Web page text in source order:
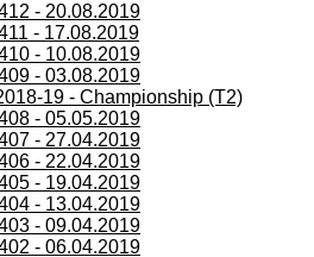
- 20.08.2019
- 17.08.2019
- 10.08.2019
- 03.08.2019
19 - Championship (T2)
- 05.05.2019
- 27.04.2019
- 22.04.2019
- 19.04.2019
- 13.04.2019
- 09.04.2019
- 06.04.2019